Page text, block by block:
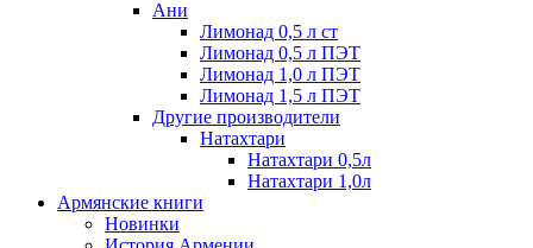
Ани
Лимонад 0,5 л ст
Лимонад 0,5 л ПЭТ
Лимонад 1,0 л ПЭТ
Лимонад 1,5 л ПЭТ
Другие производители
Натахтари
Натахтари 0,5л
Натахтари 1,0л
Армянские книги
Новинки